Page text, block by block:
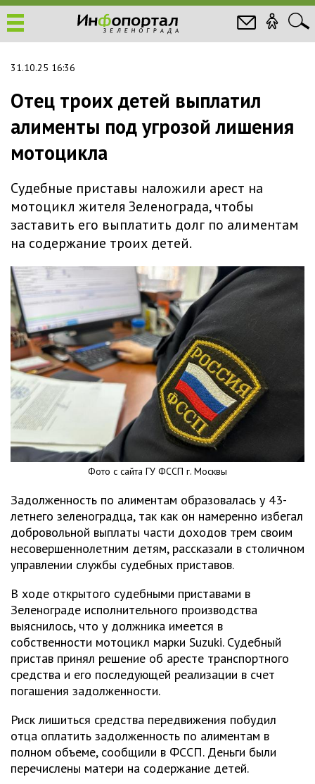
31.10.25 16:36
Отец троих детей выплатил
алименты под угрозой лишения
мотоцикла
Судебные приставы наложили арест на
мотоцикл жителя Зеленограда, чтобы
заставить его выплатить долг по алиментам
на содержание троих детей.
Фото с сайта ГУ ФССП г. Москвы
Задолженность по алиментам образовалась у 43-
летнего зеленоградца, так как он намеренно избегал
добровольной выплаты части доходов трем своим
несовершеннолетним детям, рассказали в столичном
управлении службы судебных приставов.
В ходе открытого судебными приставами в
Зеленограде исполнительного производства
выяснилось, что у должника имеется в
собственности мотоцикл марки Suzuki. Судебный
пристав принял решение об аресте транспортного
средства и его последующей реализации в счет
погашения задолженности.
Риск лишиться средства передвижения побудил
отца оплатить задолженность по алиментам в
полном объеме, сообщили в ФССП. Деньги были
перечислены матери на содержание детей.